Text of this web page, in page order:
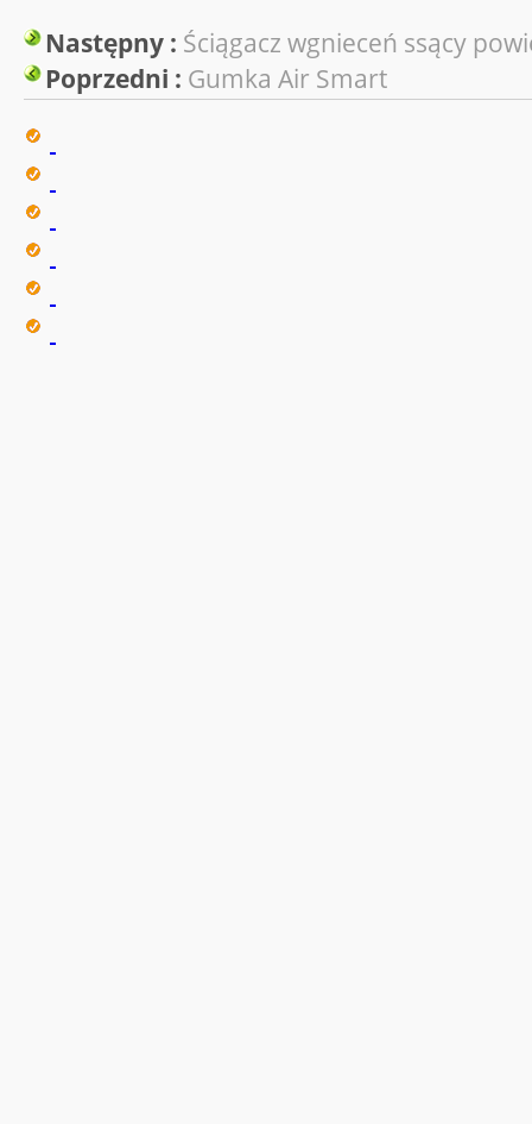
Następny : Ściągacz wgnieceń ssący
Poprzedni : Gumka Air Smart